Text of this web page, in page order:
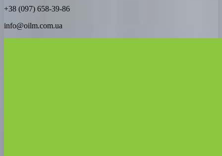
+38 (097) 658-39-86
info@oilm.com.ua